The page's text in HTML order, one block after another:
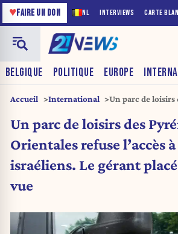
NL INTERVIEWS CARTE
♥FAIRE UN DON
BELGIQUE POLITIQUE EUROPE
Accueil International
Un parc de loisirs
israéliens. Le
Un parc de loisirs des
Orientales refuse l’accès
israéliens. Le gérant
vue